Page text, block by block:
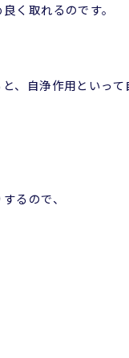
く取れるのです。
、自浄作用といって
るので、